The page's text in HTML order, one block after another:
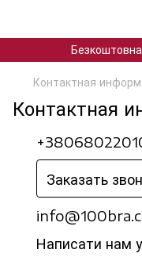
Контактная
Контактная
Заказать
Написати нам